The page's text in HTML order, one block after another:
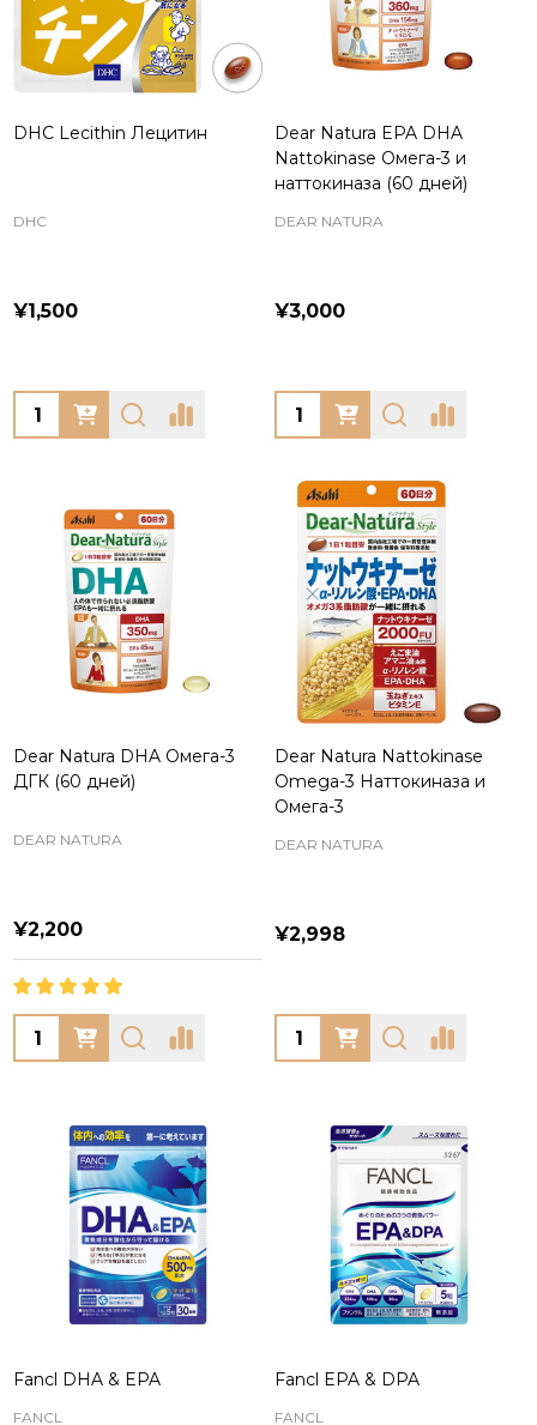
DHC Lecithin Лецитин
DHC
¥1,500
Quantity:
Dear Natura EPA DHA
Nattokinase Омега-3 и
наттокиназа (60 дней)
DEAR NATURA
¥3,000
Quantity:
Dear Natura DHA Омега-3
ДГК (60 дней)
DEAR NATURA
¥2,200
Quantity:
Dear Natura Nattokinase
Omega-3 Наттокиназа и
Омега-3
DEAR NATURA
¥2,998
Quantity:
Fancl DHA & EPA
FANCL
Fancl EPA & DPA
FANCL